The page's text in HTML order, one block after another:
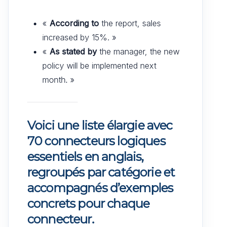
« According to the report, sales
increased by 15%. »
« As stated bythe manager, the new
policy will be implemented next
month. »
Voici une liste élargie avec
70 connecteurs logiques
essentiels en anglais,
regroupés par catégorie et
accompagnés d’exemples
concrets pour chaque
connecteur.